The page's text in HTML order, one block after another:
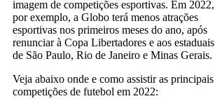
imagem de competições esportivas. Em 2022,
por exemplo, a Globo terá menos atrações
esportivas nos primeiros meses do ano, após
renunciar à Copa Libertadores e aos estaduais
de São Paulo, Rio de Janeiro e Minas Gerais.
Veja abaixo onde e como assistir as principais
competições de futebol em 2022: